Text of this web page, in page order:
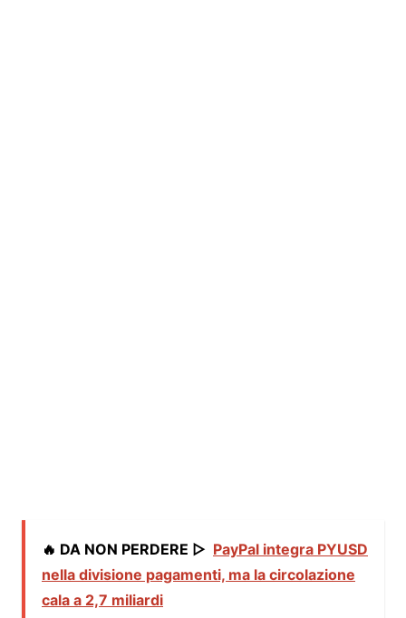
🔥 DA NON PERDERE ▷ PayPal integra PYUSD
nella divisione pagamenti, ma la circolazione
cala a 2,7 miliardi